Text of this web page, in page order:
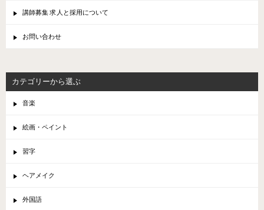
講師募集 求人と採用について
お問い合わせ
カテゴリーから選ぶ
音楽
絵画・ペイント
習字
ヘアメイク
外国語